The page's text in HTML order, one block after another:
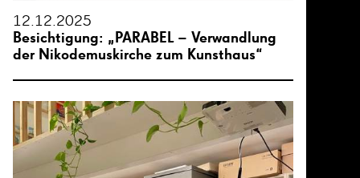
12.12.2025
Besichtigung: „PARABEL – Verwandlung
der Nikodemuskirche zum Kunsthaus“